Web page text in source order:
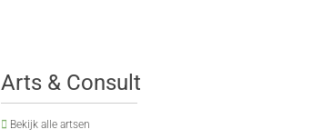
Arts & Consult
Bekijk alle artsen